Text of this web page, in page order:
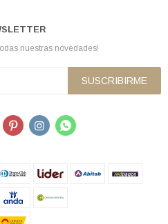
nuestras novedades!
SUSCRIBIRME
  